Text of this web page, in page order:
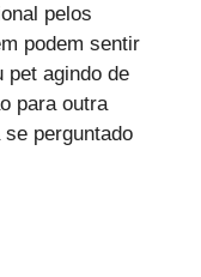
pelos
podem sentir
pet agindo de
para outra
perguntado